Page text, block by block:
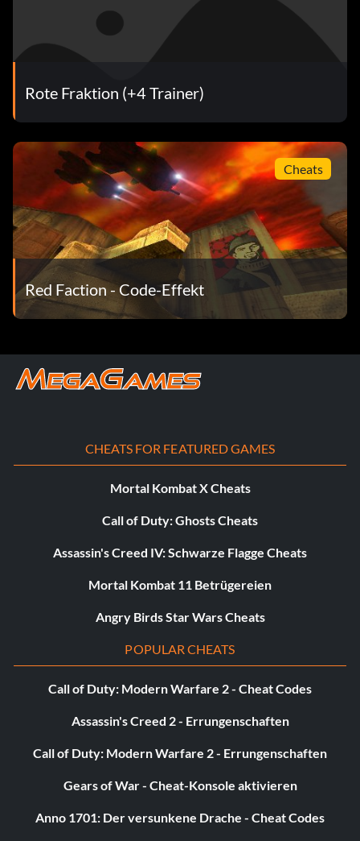
Rote Fraktion (+4 Trainer)
Cheats
Red Faction - Code-Effekt
CHEATS FOR FEATURED GAMES
Mortal Kombat X Cheats
Call of Duty: Ghosts Cheats
Assassin's Creed IV: Schwarze Flagge Cheats
Mortal Kombat 11 Betrügereien
Angry Birds Star Wars Cheats
POPULAR CHEATS
Call of Duty: Modern Warfare 2 - Cheat Codes
Assassin's Creed 2 - Errungenschaften
Call of Duty: Modern Warfare 2 - Errungenschaften
Gears of War - Cheat-Konsole aktivieren
Anno 1701: Der versunkene Drache - Cheat Codes